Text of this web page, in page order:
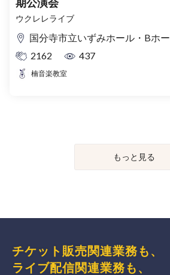
期公演会
ウクレレライブ
国分寺市立いずみホール・Bホール
2162
437
楠音楽教室
もっと見る
チケット販売関連業務も、
ライブ配信関連業務も、